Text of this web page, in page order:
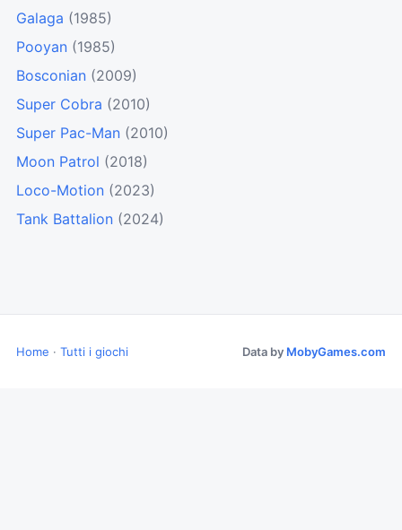
Galaga (1985)
Pooyan (1985)
Bosconian (2009)
Super Cobra (2010)
Super Pac-Man (2010)
Moon Patrol (2018)
Loco-Motion (2023)
Tank Battalion (2024)
Home · Tutti i giochi Data by MobyGames.com